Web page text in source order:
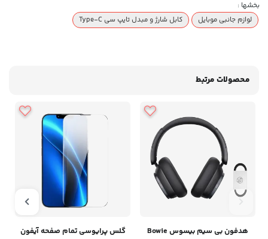
بخشها :
لوازم جانبی موبایل
کابل شارژ و مبدل تایپ سی Type-C
محصولات مرتبط
هدفون بی سیم بیسوس Bowie
گلس پرایوسی تمام صفحه آیفون